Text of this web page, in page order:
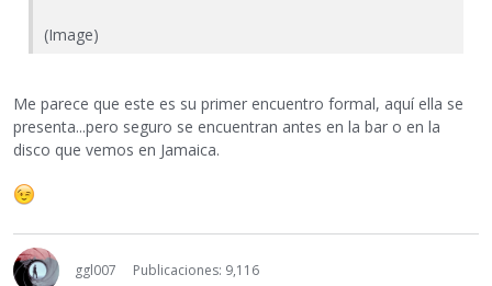
(Image)
Me parece que este es su primer encuentro formal, aquí ella se
presenta...pero seguro se encuentran antes en la bar o en la
disco que vemos en Jamaica.
ggl007
Publicaciones: 9,116